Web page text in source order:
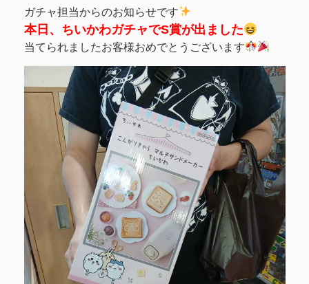
ガチャ担当からのお知らせです
本日、ちいかわガチャでS賞が出ました
当てられましたお客様おめでとうございます